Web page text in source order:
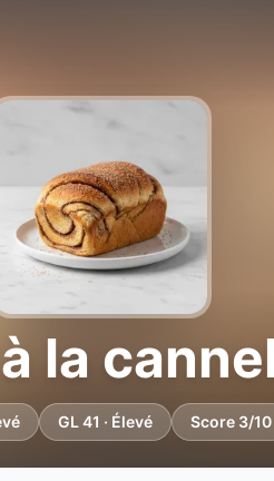
la
GL 41 · Élevé Score 3/10